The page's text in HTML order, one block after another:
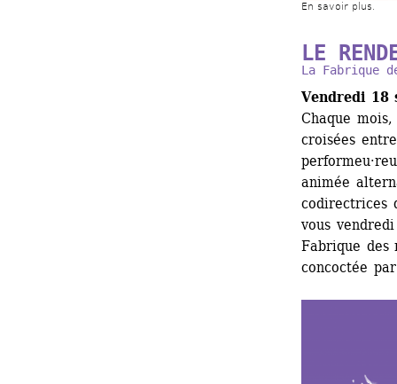
En savoir plus.
LE
La Fabrique
Vendredi 18
Chaque
croisées
animée
codirectrices
vous
Fabrique des
concoctée